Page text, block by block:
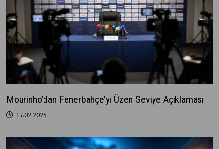
Mourinho’dan Fenerbahçe’yi Üzen Seviye Açıklaması
17.02.2026